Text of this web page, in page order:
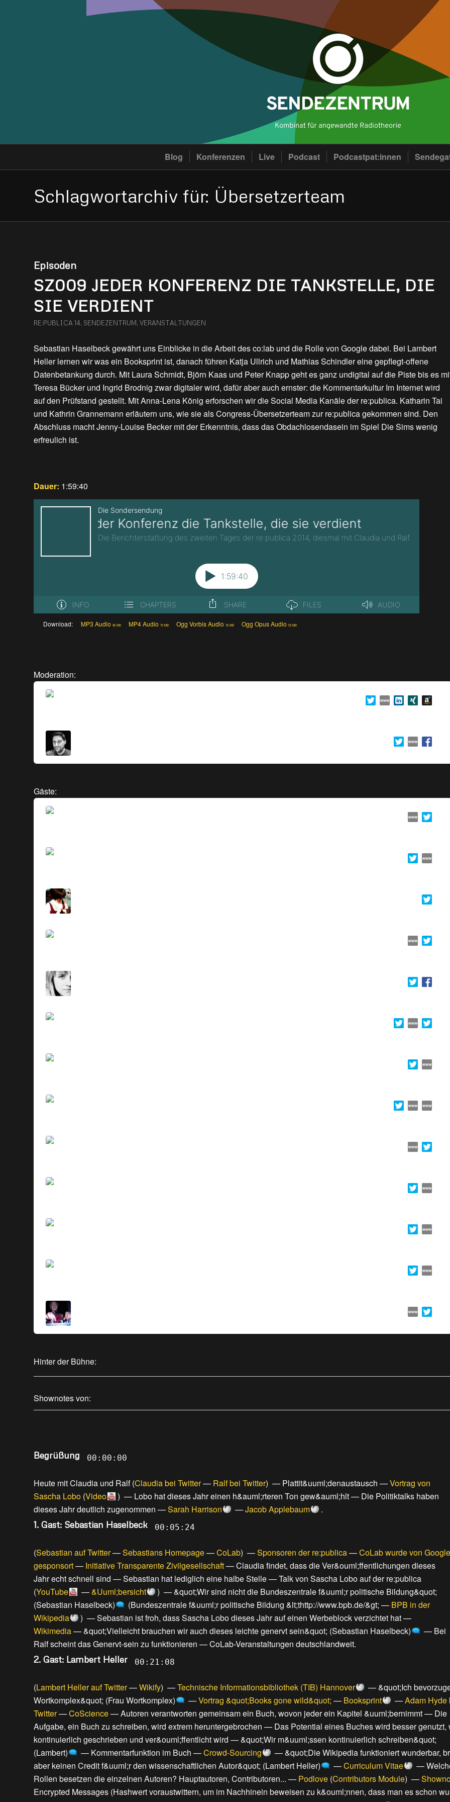
Blog Konferenzen Live Podcast Podcastpat:innen
Schlagwortarchiv für: Übersetzerteam
Episoden
SZ009 JEDER KONFERENZ DIE TANKSTELLE, DIE
SIE VERDIENT
RE:PUBLICA 14, SENDEZENTRUM, VERANSTALTUNGEN
Sebastian Haselbeck gewährt uns Einblicke in die Arbeit des co:lab und die Rolle von Google dabei. Bei Lambert
Heller lernen wir was ein Booksprint ist, danach führen Katja Ullrich und Mathias Schindler eine gepflegt-offene
Datenbetankung durch. Mit Laura Schmidt, Björn Kaas und Peter Knapp geht es ganz undigital auf die Piste bis es
Teresa Bücker und Ingrid Brodnig zwar digitaler wird, dafür aber auch ernster: die Kommentarkultur Im Internet wird
auf den Prüfstand gestellt. Mit Anna-Lena König erforschen wir die Social Media Kanäle der re:publica. Katharin Tai
und Kathrin Grannemann erläutern uns, wie sie als Congress-Übersetzerteam zur re:publica gekommen sind. Den
Abschluss macht Jenny-Louise Becker mit der Erkenntnis, dass das Obdachlosendasein im Spiel Die Sims wenig
erfreulich ist.
Dauer: 1:59:40
Download: MP3 Audio 96 MB MP4 Audio 70 MB Ogg Vorbis Audio 76 MB Ogg Opus Audio 53 MB
Moderation:
Gäste:
Hinter der Bühne:
Shownotes von:
Begrüßung 00:00:00
Heute mit Claudia und Ralf(Claudia bei Twitter— Ralf bei Twitter) — Plattit&uuml;denaustausch —Vortrag von
Sascha Lobo (Video ) — Lobo hat dieses Jahr einen h&auml;rteren Ton gew&auml;hlt— Die Politiktalks haben
dieses Jahr deutlich zugenommen —Sarah Harrison —Jacob Applebaum .
1. Gast: Sebastian Haselbeck 00:05:24
(Sebastian auf Twitter—Sebastians Homepage—CoLab) —Sponsoren der re:publica—CoLab wurde von Google
gesponsort— Initiative Transparente Zivilgesellschaft—Claudia findet, dass die Ver&ouml;ffentlichungen dieses
Jahr echt schnell sind —Sebastian hat lediglich eine halbe Stelle—Talk von Sascha Lobo auf der re:publica
(YouTube —&Uuml;bersicht ) —&quot;Wir sind nicht die Bundeszentrale f&uuml;r politische Bildung&quot;
(Sebastian Haselbeck)
(Bundeszentrale f&uuml;r politische Bildung &lt;thttp://www.bpb.de/&gt; — BPB in der
Wikipedia
) —Sebastian ist froh, dass Sascha Lobo dieses Jahr auf einen Werbeblock verzichtet hat—
Wikimedia—&quot;Vielleicht brauchen wir auch dieses leichte genervt sein&quot; (Sebastian Haselbeck) — Bei
Ralf scheint das Genervt-sein zu funktionieren —CoLab-Veranstaltungen deutschlandweit.
2. Gast: Lambert Heller 00:21:08
(Lambert Heller auf Twitter—Wikify) —Technische Informationsbibliothek (TIB) Hannover —&quot;Ich
Wortkomplex&quot; (Frau Wortkomplex)
—Vortrag &quot;Books gone wild&quot; — Booksprint —Adam Hyde
Twitter—CoScience—Autoren verantworten gemeinsam ein Buch, wovon jeder ein Kapitel &uuml;bernimmt— Die
Aufgabe, ein Buch zu schreiben, wird extrem heruntergebrochen — Das Potential eines Buches wird besser genutzt,
kontinuierlich geschrieben und ver&ouml;ffentlicht wird —&quot;Wir m&uuml;ssen kontinuierlich schreiben&quot;
(Lambert)
— Kommentarfunktion im Buch —Crowd-Sourcing —&quot;Die Wikipedia funktioniert wunderbar,
aber keinen Credit f&uuml;r den wissenschaftlichen Autor&quot; (Lambert Heller)
—Curriculum Vitae —
Rollen besetzen die einzelnen Autoren? Hauptautoren, Contributoren... — Podlove (Contributors Module) —
Encrypted Messages (Hashwert voraustwittern, um im Nachhinein beweisen zu k&ouml;nnen, dass man es schon